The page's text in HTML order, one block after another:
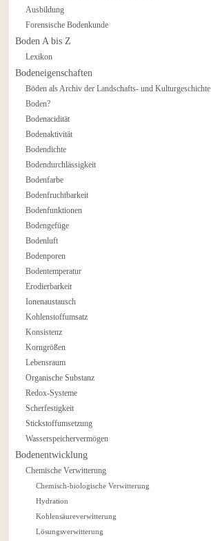
Ausbildung
Forensische Bodenkunde
Boden A bis Z
Lexikon
Bodeneigenschaften
Böden als Archiv der Landschafts- und Kulturgeschichte
Boden?
Bodenacidität
Bodenaktivität
Bodendichte
Bodendurchlässigkeit
Bodenfarbe
Bodenfruchtbarkeit
Bodenfunktionen
Bodengefüge
Bodenluft
Bodenporen
Bodentemperatur
Erodierbarkeit
Ionenaustausch
Kohlenstoffumsatz
Konsistenz
Korngrößen
Lebensraum
Organische Substanz
Redox-Systeme
Scherfestigkeit
Stickstoffumsetzung
Wasserspeichervermögen
Bodenentwicklung
Chemische Verwitterung
Chemisch-biologische Verwitterung
Hydration
Kohlensäureverwitterung
Lösungsverwitterung